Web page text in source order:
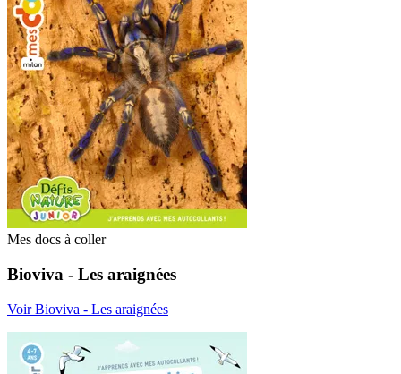
Mes docs à coller
Bioviva - Les araignées
Voir Bioviva - Les araignées